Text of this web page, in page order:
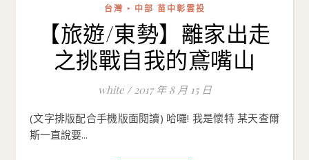
台灣 ‣ 中部 苗中彰雲投
【旅遊/東勢】離家出走
之挑戰自我的鳶嘴山
white / 2017 年 8 月 15 日
(文字排版配合手機版面閱讀) 哈囉! 我是懷特 某天查爾
斯一直說要...